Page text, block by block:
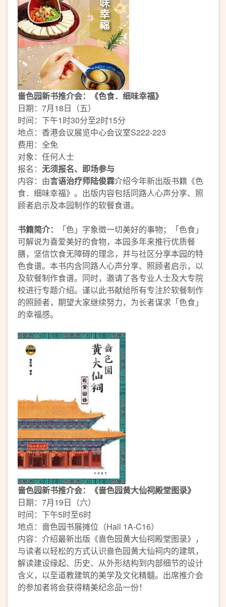
啬色园新书推介会：《色食．细味幸福》
日期：7月18日（五）
时间：下午1时30分至2时15分
地点：香港会议展览中心会议室S222-223
费用：全免
对象：任何人士
报名： 无须报名、即场参与
内容：由言语治疗师陆俊霖介绍今年新出版书籍《色
食．细味幸福》。出版内容包括同路人心声分享、照
顾者启示及本园制作的软餐食谱。
书籍简介：
「色」字象徵一切美好的事物；「色食」
可解说为喜爱美好的食物，本园多年来推行优质餐
膳，坚信饮食无障碍的理念，并与社区分享本园的特
色食谱。本书内含同路人心声分享、照顾者启示，以
及软餐制作食谱。同时，邀请了各专业人士及大专院
校进行专题介绍。谨以此书献给所有专注於软餐制作
的照顾者，期望大家继续努力，为长者谋求「色食」
的幸福感。
啬色园新书推介会：《啬色园黄大仙祠殿堂图录》
日期：7月19日（六）
时间：下午5时至6时
地点：啬色园书展摊位（Hall 1A-C16）
内容：介绍最新出版《啬色园黄大仙祠殿堂图录》，
与读者以轻松的方式认识啬色园黄大仙祠内的建筑，
解读建设缘起、历史、从外形结构到内部细节的设计
含义，以至道教建筑的美学及文化精髓。出席推介会
的参加者将会获得精美纪念品一份！